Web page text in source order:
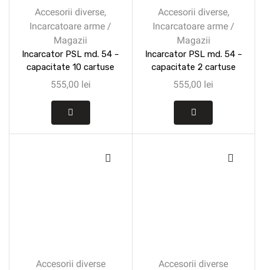
Accesorii diverse,
Incarcatoare arme /
Magazii
Incarcator PSL md. 54 –
capacitate 10 cartuse
555,00 lei
Accesorii diverse,
Incarcatoare arme /
Magazii
Incarcator PSL md. 54 –
capacitate 2 cartuse
555,00 lei
Accesorii diverse Accesorii diverse